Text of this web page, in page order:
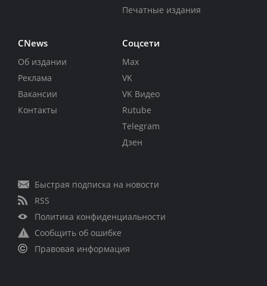
Печатные издания
CNews
Об издании
Реклама
Вакансии
Контакты
Соцсети
Max
VK
VK Видео
Rutube
Telegram
Дзен
Быстрая подписка на новости
RSS
Политика конфиденциальности
Сообщить об ошибке
Правовая информация